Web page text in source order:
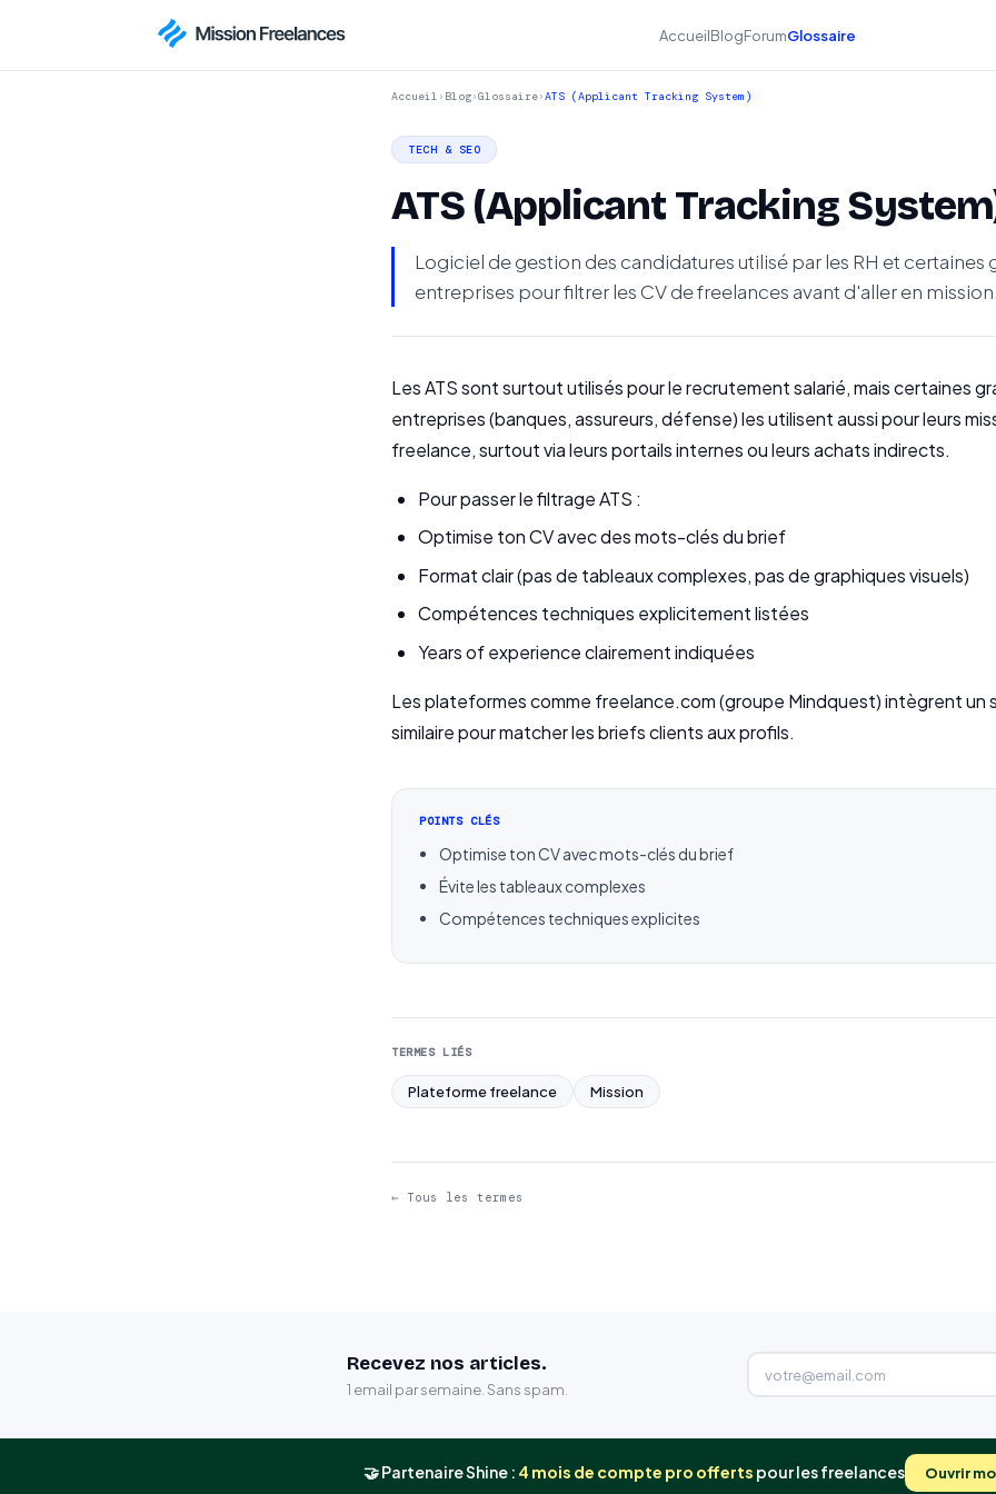
AccueilBlogForumGlossaire
Accueil › Blog›Glossaire›ATS (Applicant Tracking System)
TECH & SEO
ATS (Applicant Tracking
Logiciel de gestion des candidatures utilisé par les RH et certaines
entreprises pour filtrer les CV de freelances avant d'aller en mission.
Les ATS sont surtout utilisés pour le recrutement salarié, mais certaines
entreprises (banques, assureurs, défense) les utilisent aussi pour leurs
freelance, surtout via leurs portails internes ou leurs achats indirects.
Pour passer le filtrage ATS :
Optimise ton CV avec des mots-clés du brief
Format clair (pas de tableaux complexes, pas de graphiques visuels)
Compétences techniques explicitement listées
Years of experience clairement indiquées
Les plateformes comme freelance.com (groupe Mindquest) intègrent un
similaire pour matcher les briefs clients aux profils.
POINTS CLÉS
Optimise ton CV avec mots-clés du brief
Évite les tableaux complexes
Compétences techniques explicites
TERMES LIÉS
Plateforme freelance Mission
← Tous les termes
Recevez nos articles.
1 email par semaine. Sans spam.
🤝 Partenaire Shine : 4 mois de compte pro offerts pour les freelances Ouvrir